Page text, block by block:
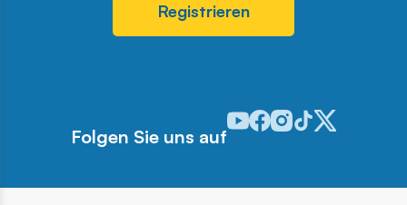
Registrieren
Folgen Sie uns auf
Odwiedź nasz profil w
Odwiedź nasz profil w
Odwiedź nasz profil w
Odwiedź nasz
Odwiedź nasz